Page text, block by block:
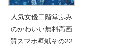
人気女優二階堂ふみ
のかわいい無料高画
質スマホ壁紙その22